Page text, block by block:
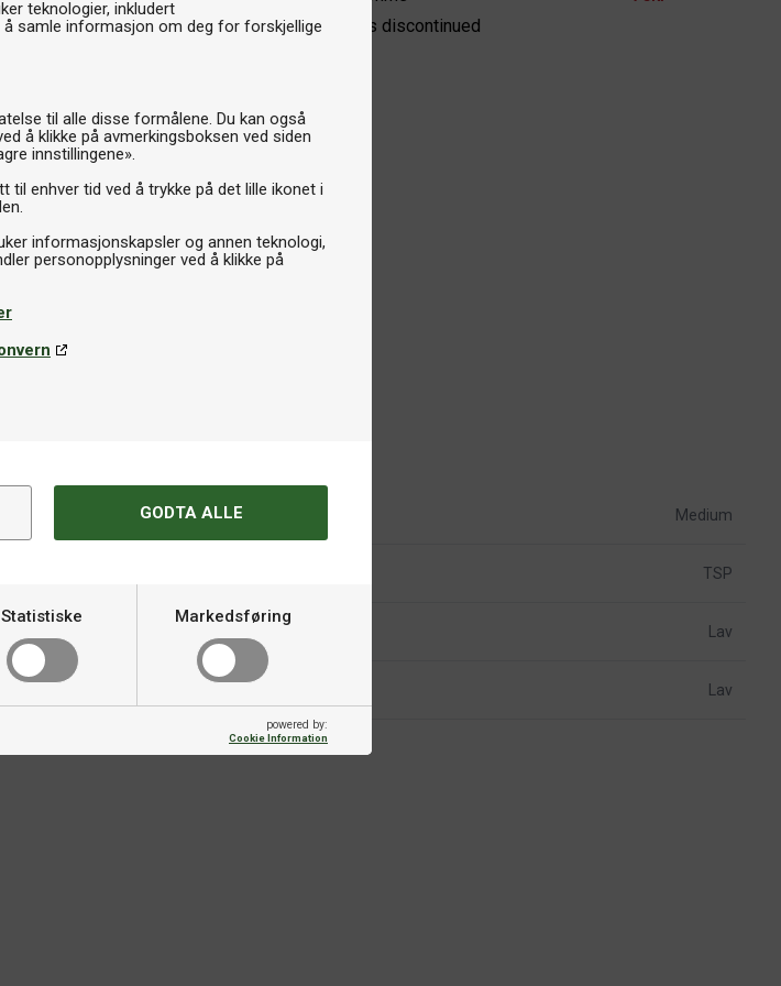
teknologier, inkludert
samle informasjon om deg for forskjellige
til alle disse formålene. Du kan også
å klikke på avmerkingsboksen ved siden
innstillingene».
til enhver tid ved å trykke på det lille ikonet i
informasjonskapsler og annen teknologi,
personopplysninger ved å klikke på
GODTA ALLE
Statistiske Markedsføring
powered by:
Cookie Information
The product is discontinued
Medium
TSP
Lav
Lav